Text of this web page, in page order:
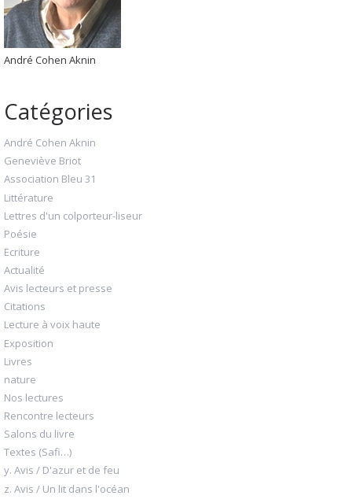
André Cohen Aknin
Catégories
André Cohen Aknin
Geneviève Briot
Association Bleu 31
Littérature
Lettres d'un colporteur-liseur
Poésie
Ecriture
Actualité
Avis lecteurs et presse
Citations
Lecture à voix haute
Exposition
Livres
nature
Nos lectures
Rencontre lecteurs
Salons du livre
Textes (Safi…)
y. Avis / D'azur et de feu
z. Avis / Un lit dans l'océan